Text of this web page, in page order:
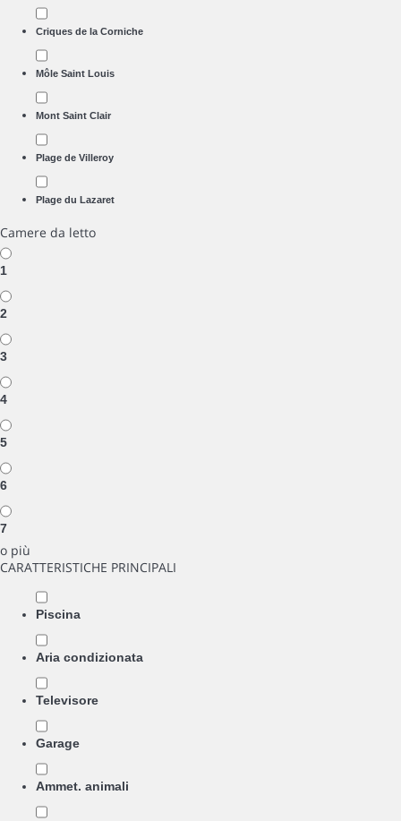
Criques de la Corniche
Môle Saint Louis
Mont Saint Clair
Plage de Villeroy
Plage du Lazaret
Camere da letto
1
2
3
4
5
6
7
o più
CARATTERISTICHE PRINCIPALI
Piscina
Aria condizionata
Televisore
Garage
Ammet. animali